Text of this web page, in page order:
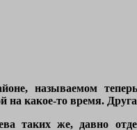
называемом
какое-то время.
таких же, давно